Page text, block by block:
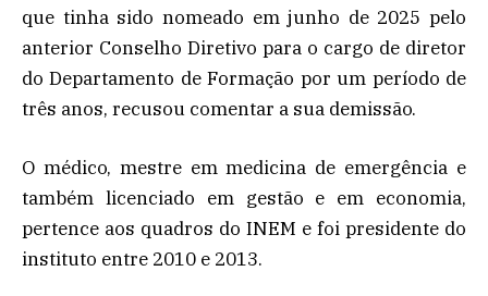
que tinha sido nomeado em junho de 2025 pelo
anterior Conselho Diretivo para o cargo de diretor
do Departamento de Formação por um período de
três anos, recusou comentar a sua demissão.
O médico, mestre em medicina de emergência e
também licenciado em gestão e em economia,
pertence aos quadros do INEM e foi presidente do
instituto entre 2010 e 2013.